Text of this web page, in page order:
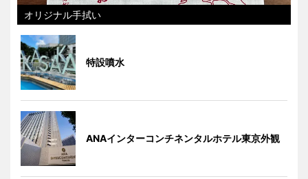
オリジナル手拭い
特設噴水
ANAインターコンチネンタルホテル東京外観